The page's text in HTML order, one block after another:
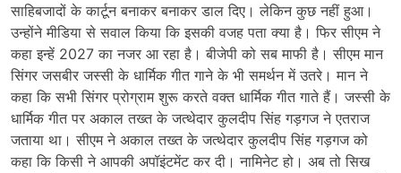
साहिबजादों के कार्टून बनाकर बनाकर डाल दिए। लेकिन कुछ नहीं हुआ।
उन्होंने मीडिया से सवाल किया कि इसकी वजह पता क्या है। फिर सीएम ने
कहा इन्हें 2027 का नजर आ रहा है। बीजेपी को सब माफी है। सीएम मान
सिंगर जसबीर जस्सी के धार्मिक गीत गाने के भी समर्थन में उतरे। मान ने
कहा कि सभी सिंगर प्रोग्राम शुरू करते वक्त धार्मिक गीत गाते हैं। जस्सी के
धार्मिक गीत पर अकाल तख्त के जत्थेदार कुलदीप सिंह गड़गज ने एतराज
जताया था। सीएम ने अकाल तख्त के जत्थेदार कुलदीप सिंह गड़गज को
कहा कि किसी ने आपकी अपॉइंटमेंट कर दी। नामिनेट हो। अब तो सिख